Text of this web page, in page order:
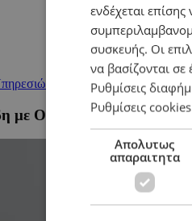
Υγείας (ΟΚΥπΥ)
με ΟΚΥπΥ για
ενδέχεται
συσκευής. Οι
να βασίζονται σε
Ρυθμίσεις
Ρυθμίσεις cookies
Απολυτως
απαραιτητα